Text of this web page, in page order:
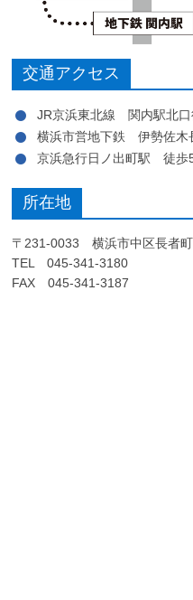
交通アクセス
JR京浜東北線 関内駅北口
横浜市営地下鉄 伊勢佐
京浜急行日ノ出町駅 徒歩
所在地
〒231-0033 横浜市中区長者
TEL 045-341-3180
FAX 045-341-3187